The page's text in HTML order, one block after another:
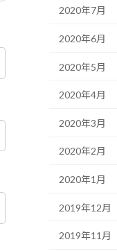
2020年7月
2020年6月
2020年5月
2020年4月
2020年3月
2020年2月
2020年1月
2019年12月
2019年11月